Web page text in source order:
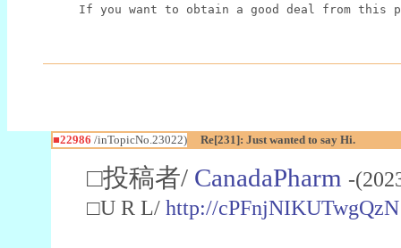
If you want to obtain a good deal from this
■22986 /inTopicNo.23022) Re[231]: Just wanted to say Hi.
□投稿者/ CanadaPharm -
□U R L/ http://cPFnjNIKUTwgQzN